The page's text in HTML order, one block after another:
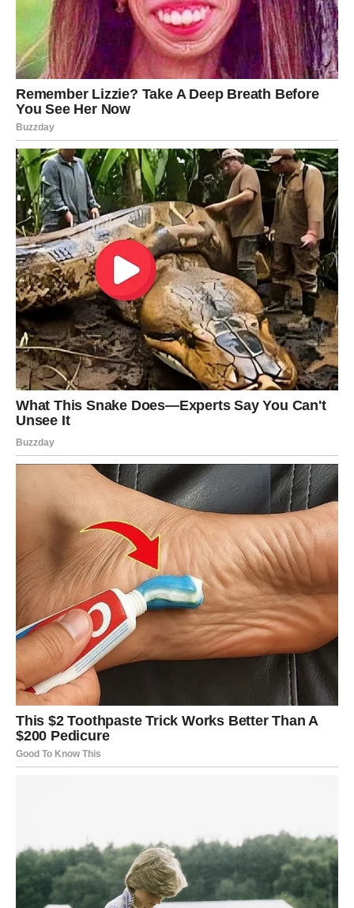
možda čak ulazi u nove odnose
Ali duboko u sebi:
ne može da izbaci Škorpiju iz glave
oseća da je izgubila „nešto sudbinsko“
pati, ali to krije kao najveću tajnu
Ova osoba se bori sama sa sobom. Jer priznati emocije
prema Škorpiji znači priznati slabost. A to joj je najteže.
Zato bira da ćuti.
Ali energija između njih i dalje postoji. I nije mala.
Škorpija može osetiti:
nagle promene raspoloženja bez jasnog razloga
snove o toj osobi
To nije slučajno.
Ovo je veza koja ima potencijal da se ponovo aktivira – ali
samo ako obe strane budu iskrene.
Ako dođe do kontakta, biće to snažno, emotivno i
potpuno neočekivano.
JARAC
Jarčevi deluju hladno kada završe odnos. Kao da su
presečeni, kao da nema povratka. Ali istina je da oni